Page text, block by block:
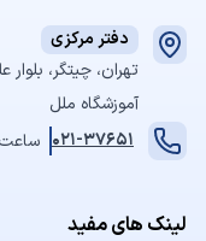
دفتر مرکزی
تهران، چیتگر،
آموزشگاه ملل
021-37651 ساعت
لینک های مفید